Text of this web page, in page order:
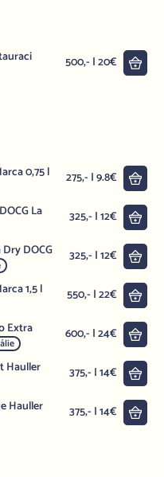
500,- | 20€
0,75 l
275,- | 9.8€
La
325,- | 12€
DOCG
325,- | 12€
1,5 l
550,- | 22€
Extra
600,- | 24€
Hauller
375,- | 14€
Hauller
375,- | 14€